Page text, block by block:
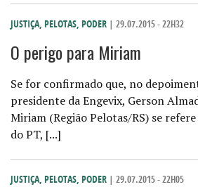
JUSTIÇA, PELOTAS, PODER | 29.07.2015 - 22H32
O perigo para Miriam
Se for confirmado que, no
presidente da Engevix, Gerson
Miriam (Região Pelotas/RS) se
do PT, [...]
JUSTIÇA, PELOTAS, PODER | 29.07.2015 - 22H05